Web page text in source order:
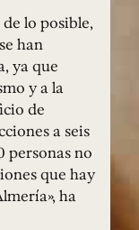
lo posible,
han
ya que
y a la
de
a seis
personas no
que hay
ha